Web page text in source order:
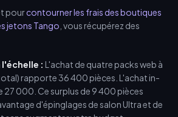
pourcontourner les frais des boutiques
jetons Tango , vous récupérez des
l'échelle : L'achat de quatre packs web à
rapporte 36 400 pièces. L'achat in-
27 000. Ce surplus de 9 400 pièces
d'épinglages de salon Ultra et de